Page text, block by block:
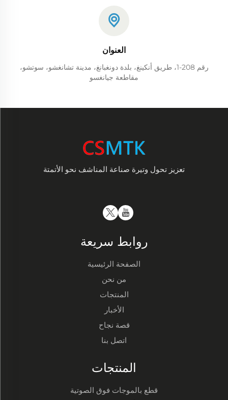
العنوان
رقم 208-1، طريق أنكينغ، بلدة دونغبانغ، مدينة تشانغشو، سوتشو،
مقاطعة جيانغسو
تعزيز تحول وتيرة صناعة المناشف نحو الأتمتة
روابط سريعة
الصفحة الرئيسية
من نحن
المنتجات
الأخبار
قصة نجاح
اتصل بنا
المنتجات
قطع بالموجات فوق الصوتية